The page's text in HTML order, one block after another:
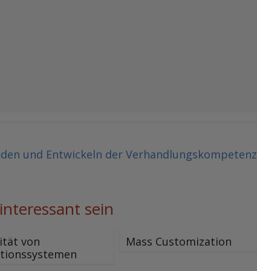
und Entwickeln der Verhandlungskompetenz
sein
von
Mass Customization